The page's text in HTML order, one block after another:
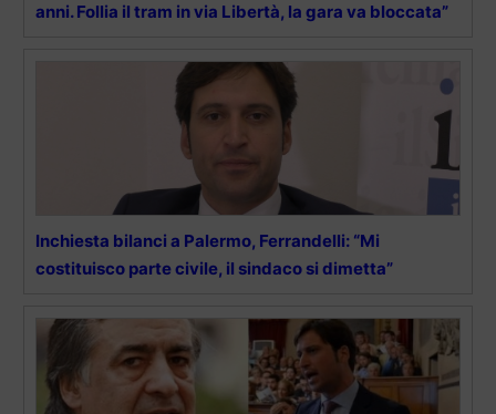
anni. Follia il tram in via Libertà, la gara va bloccata”
Inchiesta bilanci a Palermo, Ferrandelli: “Mi
costituisco parte civile, il sindaco si dimetta”